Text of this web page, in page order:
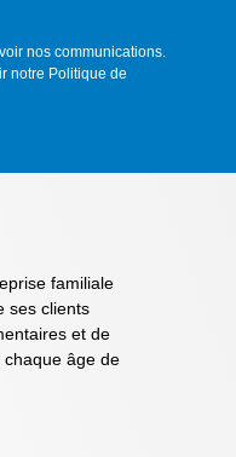
nos communications.
notre Politique de
familiale
ses clients
et de
âge de